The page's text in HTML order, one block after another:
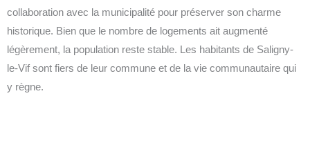
collaboration avec la municipalité pour préserver son charme
historique. Bien que le nombre de logements ait augmenté
légèrement, la population reste stable. Les habitants de Saligny-
le-Vif sont fiers de leur commune et de la vie communautaire qui
y règne.